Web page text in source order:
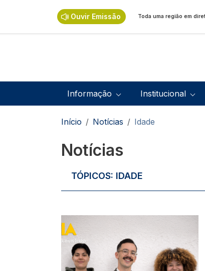
Ouvir Emissão Toda uma região em
Navegação principal
Informação Institucional
Navegação estrutural
Início Notícias Idade
Notícias
TÓPICOS: IDADE
Imagem